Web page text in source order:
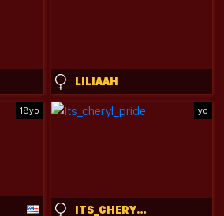
LILIAAH
18yo yo
ITS_CHERYL_PRIDE